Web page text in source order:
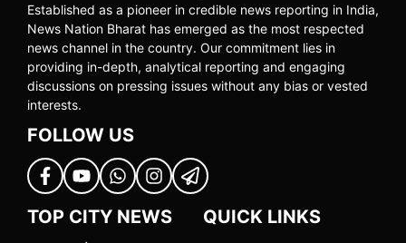
Established as a pioneer in credible news reporting in India,
News Nation Bharat has emerged as the most respected
news channel in the country. Our commitment lies in
providing in-depth, analytical reporting and engaging
discussions on pressing issues without any bias or vested
interests.
FOLLOW US
TOP CITY NEWS QUICK LINKS